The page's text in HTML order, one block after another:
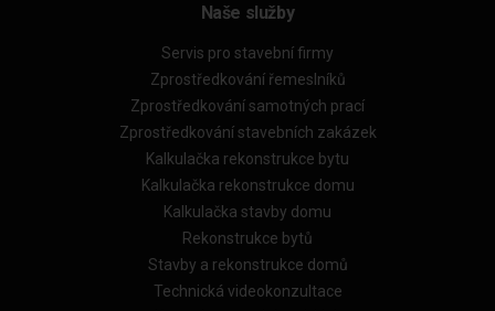
Naše služby
Servis pro stavební firmy
Zprostředkování řemeslníků
Zprostředkování samotných prací
Zprostředkování stavebních zakázek
Kalkulačka rekonstrukce bytu
Kalkulačka rekonstrukce domu
Kalkulačka stavby domu
Rekonstrukce bytů
Stavby a rekonstrukce domů
Technická videokonzultace